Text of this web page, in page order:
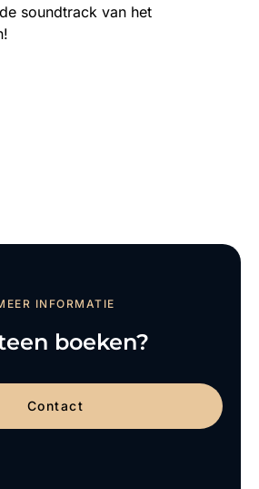
soundtrack van het
INFORMATIE
boeken?
Contact